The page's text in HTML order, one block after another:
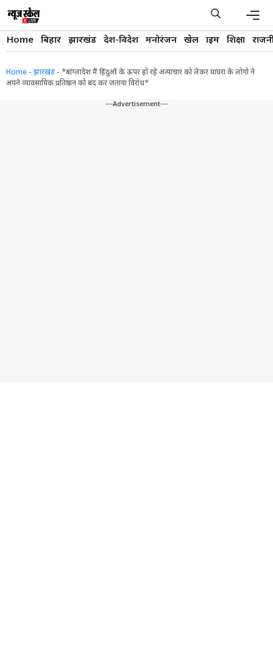
content
Home बिहार झारखंड देश-विदेश मनोरंजन खेल क्राइम शिक्षा
Home - झारखंड - *बांग्लादेश मैं हिंदुओं के ऊपर हो रहे अत्याचार को लेकर घाघरा के लोगो ने
अपने व्यावसायिक प्रतिष्ठान को बंद कर जताया विरोध*
---Advertisement---